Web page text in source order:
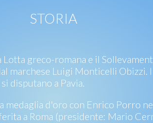
STORIA
greco-romana e il
marchese Luigi Monticelli
disputano a Pavia.
medaglia d'oro con Enrico Porro
a Roma (presidente: Mario